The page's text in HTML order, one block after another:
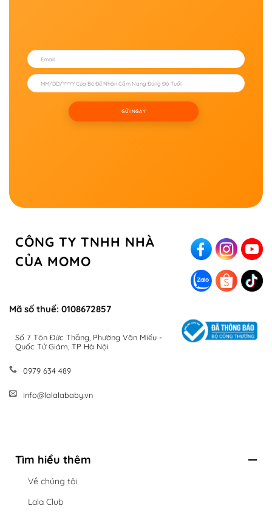
GỬI NGAY
CÔNG TY TNHH NHÀ
CỦA MOMO
Mã số thuế: 0108672857
Số 7 Tôn Đức Thắng, Phường Văn Miếu -
Quốc Tử Giám, TP Hà Nội
0979 634 489
info@lalalababy.vn
Tìm hiểu thêm
Về chúng tôi
Lala Club